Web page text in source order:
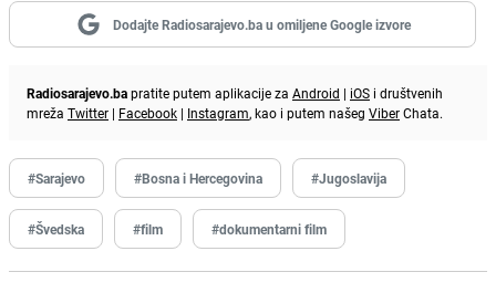
Dodajte Radiosarajevo.ba u omiljene Google izvore
Radiosarajevo.bapratite putem aplikacije za Android | iOS i društvenih
mreža Twitter | Facebook | Instagram, kao i putem našeg ViberChata.
#Sarajevo #Bosna i Hercegovina #Jugoslavija
#Švedska #film #dokumentarni film